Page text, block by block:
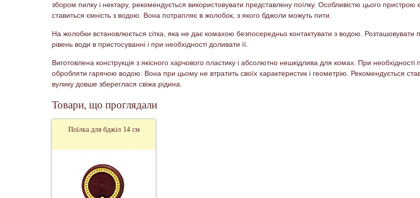
збором пилку і нектару, рекомендується використовувати представлену поїлку. Особливістю цього
ставиться ємність з водою. Вона потрапляє в жолобок, з якого бджоли можуть пити.
На жолобки встановлюється сітка, яка не дає комахою безпосередньо контактувати з водою. Розташовувати
рівень води в пристосуванні і при необхідності доливати її.
Виготовлена ​​конструкція з якісного харчового пластику і абсолютно нешкідлива для комах. При
обробляти гарячою водою. Вона при цьому не втратить своїх характеристик і геометрію. Рекомендується
вулику довше збереглася свіжа рідина.
Товари, що проглядали
Поїлка для бджіл 14 см